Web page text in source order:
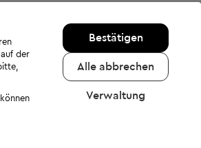
der
Bestätigen
Alle abbrechen
Verwaltung